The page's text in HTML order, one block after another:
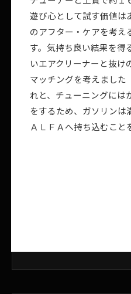
遊び心として試す価値は
のアフター・ケアを考え
す。気持ち良い結果を得
いエアクリーナーと抜け
マッチングを考えました
れと、チューニングには
をするため、ガソリンは
ＡＬＦＡへ持ち込むこと